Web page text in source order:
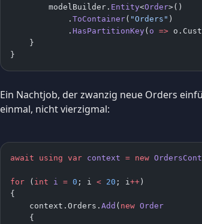
        modelBuilder.
Entity<Order>()
            .
ToContainer( "Orders" )
            .
HasPartitionKey( o =>
    }
}
Ein Nachtjob, der zwanzig neue Orders
einmal, nicht vierzigmal:
await using var context = new
for ( int i = 0 ; i < 20 ; i ++)
{
    context.Orders.
Add ( new Order
    {